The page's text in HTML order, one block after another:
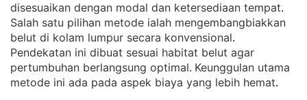
disesuaikan dengan modal dan ketersediaan tempat
Salah satu pilihan metode ialah mengembangbiakkan
belut di kolam lumpur secara konvensional
Pendekatan ini dibuat sesuai habitat belut agar
pertumbuhan berlangsung optimal. Keunggulan utama
metode ini ada pada aspek biaya yang lebih hemat.